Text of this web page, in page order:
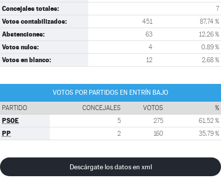
Concejales totales: 7
Votos contabilizados: 451 87,74 %
Abstenciones: 63 12,26 %
Votos nulos: 4 0,89 %
Votos en blanco: 12 2,68 %
VOTOS POR PARTIDOS EN ENTRÍN BAJO
PARTIDO CONCEJALES VOTOS %
PSOE 5 275 61,52 %
PP 2 160 35,79 %
Descárgate los datos en xml